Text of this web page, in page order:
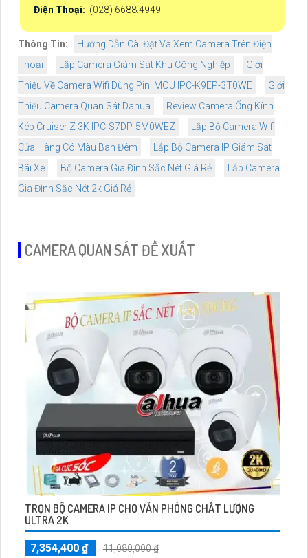
Điện Thoại: (028) 6688.4949
Thông Tin:
Hướng Dẫn Cài Đặt Và Xem Camera Trên Điện
Thoại
Lắp Camera Giám Sát Khu Công Nghiệp
Giới
Thiệu Về Camera Wifi Dùng Pin IMOU IPC-K9EP-3T0WE
Giới
Thiệu Camera Quan Sát Dahua
Review Camera Ống Kính
Kép Cruiser Z 3K IPC-S7DP-5M0WEZ
Lắp Bộ Camera Wifi
Cửa Hàng Có Màu Ban Đêm
Lắp Bộ Camera IP Giám Sát
Bãi Xe
Bộ Camera Gia Đình Sắc Nét Giá Rẻ
Lắp Camera
Gia Đình Sắc Nét 2k Giá Rẻ
CAMERA QUAN SÁT ĐỀ XUẤT
TRỌN BỘ CAMERA IP CHO VĂN PHÒNG CHẤT LƯỢNG
ULTRA 2K
7,354,400 ₫
11,080,000 ₫